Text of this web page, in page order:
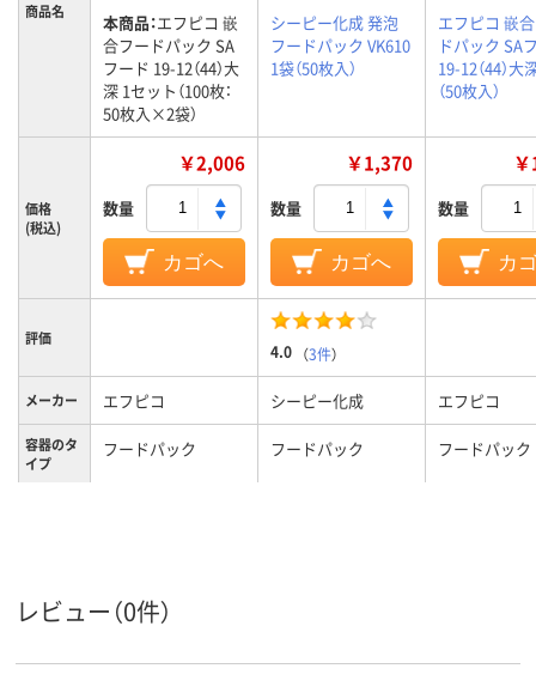
商品名 本商品：エフピコ 嵌
合フードパック SA
フード 19-12（44）大
深 1セット（100枚：
50枚入×2袋）
シーピー化成 発泡
フードパック VK610
1袋（50枚入）
エフピコ 嵌
ドパック SA
19-12（44）大
（50枚入）
価格
(税込)
￥2,006
数量
カゴへ
￥1,370
数量
カゴへ
数量
カ
評価
4.0 （3件）
メーカー エフピコ シーピー化成 エフピコ
容器のタ
イプ
フードパック フードパック フードパック
レビュー（0件）